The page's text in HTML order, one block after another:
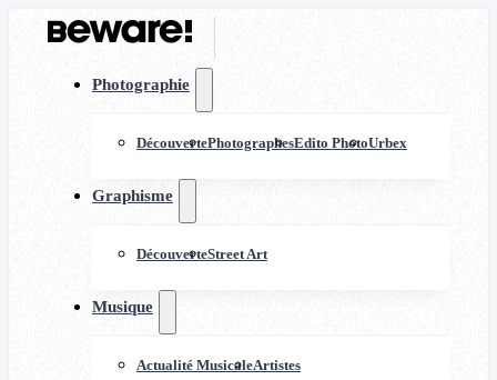
Photographie
DécouvertePhotographesEdito PhotoUrbex
Graphisme
DécouverteStreet Art
Musique
Actualité MusicaleArtistes